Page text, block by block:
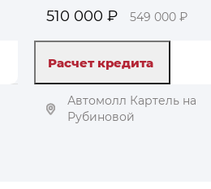
510 000 ₽ 549 000 ₽
Расчет кредита
Автомолл Картель на
Рубиновой